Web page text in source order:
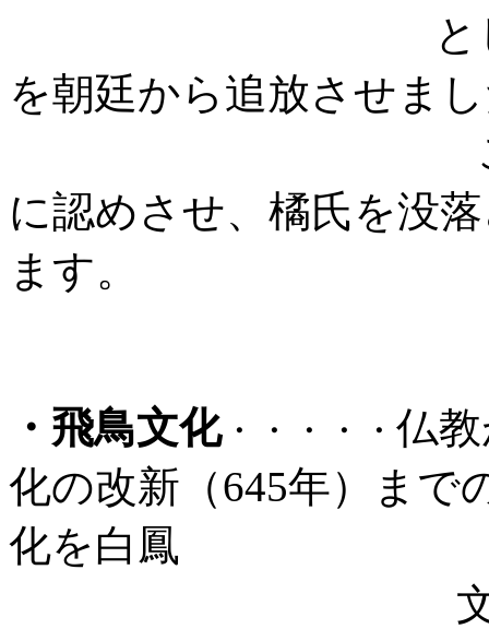
としてこの詔
を朝廷から追放させま
この事件は
に認めさせ、橘氏を没
ます。
・飛鳥文化・・・・・ 仏
化の改新（645年）まで
化を白鳳
文化とい